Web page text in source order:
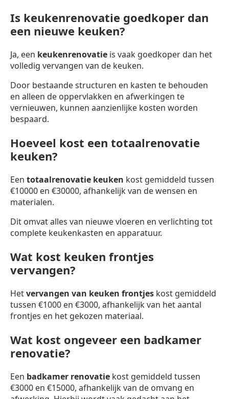
Is keukenrenovatie goedkoper dan
een nieuwe keuken?
Ja, een keukenrenovatie is vaak goedkoper dan het
volledig vervangen van de keuken.
Door bestaande structuren en kasten te behouden
en alleen de oppervlakken en afwerkingen te
vernieuwen, kunnen aanzienlijke kosten worden
bespaard.
Hoeveel kost een totaalrenovatie
keuken?
Een totaalrenovatie keuken kost gemiddeld tussen
€10000 en €30000, afhankelijk van de wensen en
materialen.
Dit omvat alles van nieuwe vloeren en verlichting tot
complete keukenkasten en apparatuur.
Wat kost keuken frontjes
vervangen?
Hetvervangen van keuken frontjes kost gemiddeld
tussen €1000 en €3000, afhankelijk van het aantal
frontjes en het gekozen materiaal.
Wat kost ongeveer een badkamer
renovatie?
Een badkamer renovatie kost gemiddeld tussen
€3000 en €15000, afhankelijk van de omvang en